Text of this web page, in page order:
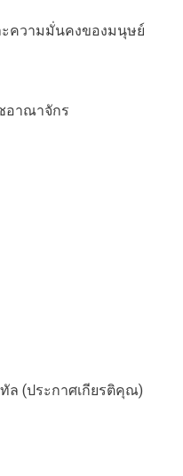
ความมั่นคงของมนุษย์
อาณาจักร
ล (ประกาศเกียรติคุณ)